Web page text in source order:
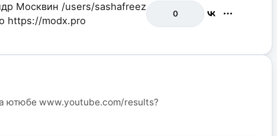
Москвин /users/sashafreez
https://modx.pro
0
ютюбе www.youtube.com/results?